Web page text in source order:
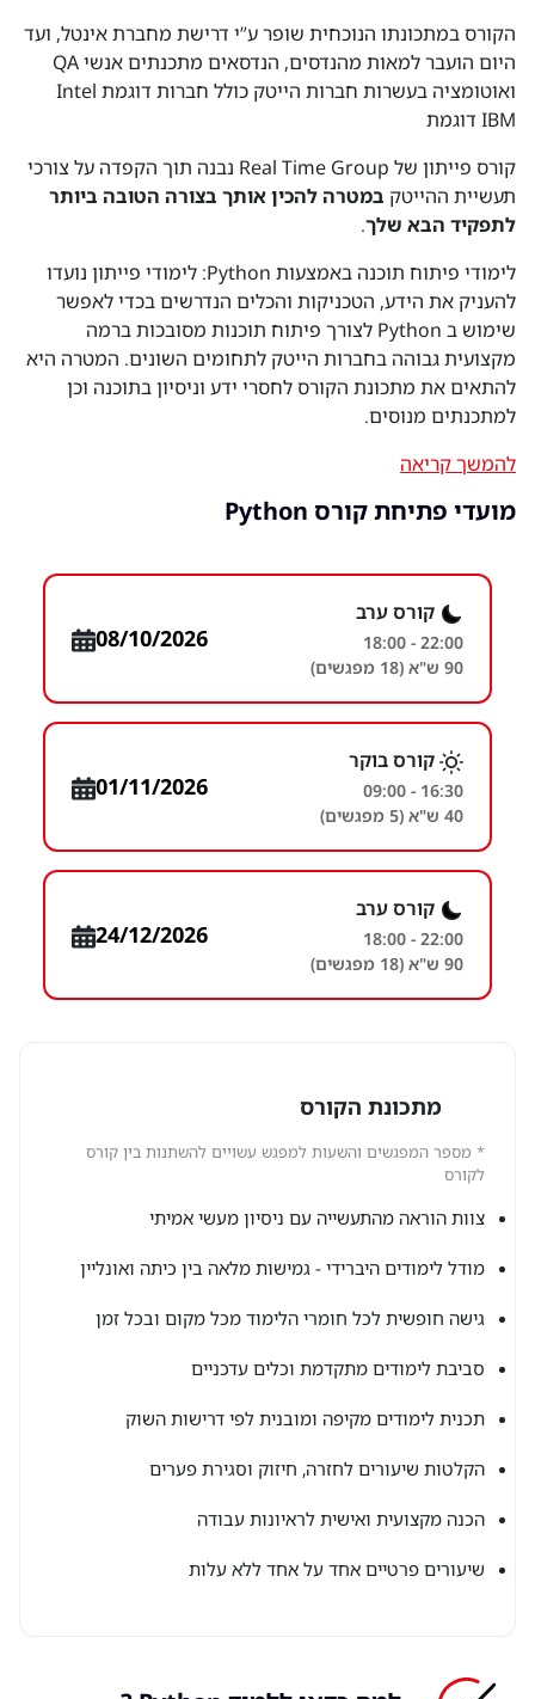
הקורס במתכונתו הנוכחית שופר ע”י דרישת מחברת אינטל, ועד
היום הועבר למאות מהנדסים, הנדסאים מתכנתים אנשי QA
ואוטומציה בעשרות חברות הייטק כולל חברות דוגמת Intel
IBM דוגמת
קורס פייתון של Real Time Group נבנה תוך הקפדה על צורכי
תעשיית ההייטק במטרה להכין אותך בצורה הטובה ביותר
לתפקיד הבא שלך.
לימודי פיתוח תוכנה באמצעות Python: לימודי פייתון נועדו
להעניק את הידע, הטכניקות והכלים הנדרשים בכדי לאפשר
שימוש ב Python לצורך פיתוח תוכנות מסובכות ברמה
מקצועית גבוהה בחברות הייטק לתחומים השונים. המטרה היא
להתאים את מתכונת הקורס לחסרי ידע וניסיון בתוכנה וכן
למתכנתים מנוסים.
להמשך קריאה
מועדי פתיחת קורס Python
קורס ערב
18:00 - 22:00
90 ש"א (18 מפגשים)
08/10/2026
קורס בוקר
09:00 - 16:30
40 ש"א (5 מפגשים)
01/11/2026
קורס ערב
18:00 - 22:00
90 ש"א (18 מפגשים)
24/12/2026
מתכונת הקורס
* מספר המפגשים והשעות למפגש עשויים להשתנות בין קורס
לקורס
צוות הוראה מהתעשייה עם ניסיון מעשי אמיתי
מודל לימודים היברידי - גמישות מלאה בין כיתה ואונליין
גישה חופשית לכל חומרי הלימוד מכל מקום ובכל זמן
סביבת לימודים מתקדמת וכלים עדכניים
תכנית לימודים מקיפה ומובנית לפי דרישות השוק
הקלטות שיעורים לחזרה, חיזוק וסגירת פערים
הכנה מקצועית ואישית לראיונות עבודה
שיעורים פרטיים אחד על אחד ללא עלות